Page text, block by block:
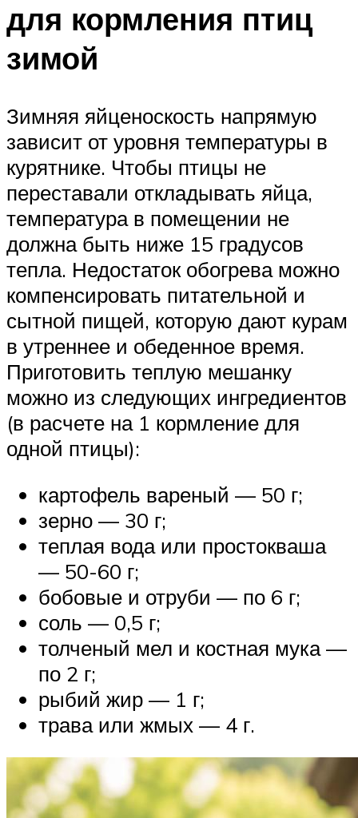
для кормления птиц
зимой
Зимняя яйценоскость напрямую
зависит от уровня температуры в
курятнике. Чтобы птицы не
переставали откладывать яйца,
температура в помещении не
должна быть ниже 15 градусов
тепла. Недостаток обогрева можно
компенсировать питательной и
сытной пищей, которую дают курам
в утреннее и обеденное время.
Приготовить теплую мешанку
можно из следующих ингредиентов
(в расчете на 1 кормление для
одной птицы):
картофель вареный — 50 г;
зерно — 30 г;
теплая вода или простокваша
— 50-60 г;
бобовые и отруби — по 6 г;
соль — 0,5 г;
толченый мел и костная мука —
по 2 г;
рыбий жир — 1 г;
трава или жмых — 4 г.